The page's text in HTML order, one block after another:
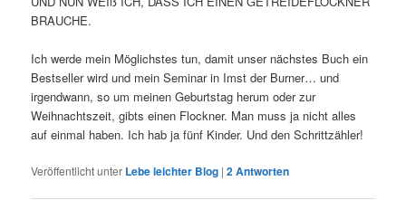
BRAUCHE.
Ich werde mein Möglichstes tun, damit unser nächstes Buch ein
Bestseller wird und mein Seminar in Imst der Burner… und
irgendwann, so um meinen Geburtstag herum oder zur
Weihnachtszeit, gibts einen Flockner. Man muss ja nicht alles
auf einmal haben. Ich hab ja fünf Kinder. Und den Schrittzähler!
Veröffentlicht unter Lebe leichter Blog |2Antworten